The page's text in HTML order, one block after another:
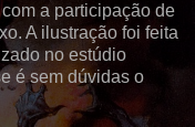
a participação de
A ilustração foi feita
no estúdio
é sem dúvidas o